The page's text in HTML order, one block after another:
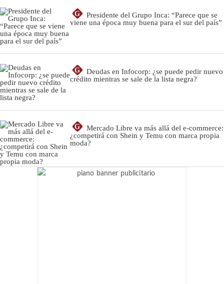
G
Presidente del Grupo Inca: “Parece que se
viene una época muy buena para el sur del país”
G
Deudas en Infocorp: ¿se puede pedir nuevo
crédito mientras se sale de la lista negra?
G
Mercado Libre va más allá del e-commerce:
¿competirá con Shein y Temu con marca propia
moda?